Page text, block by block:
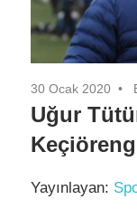
30 Ocak 2020
Uğur
Yayınlayan: